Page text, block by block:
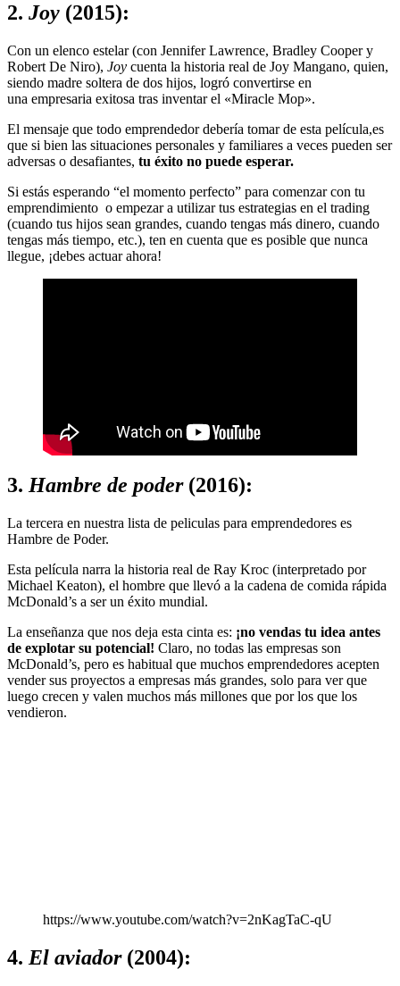
2. Joy (2015):
Con un elenco estelar (con Jennifer Lawrence, Bradley Cooper y
Robert De Niro), Joy cuenta la historia real de Joy Mangano, quien,
siendo madre soltera de dos hijos, logró convertirse en
una empresaria exitosa tras inventar el «Miracle Mop».
El mensaje que todo emprendedor debería tomar de esta película,es
que si bien las situaciones personales y familiares a veces pueden ser
adversas o desafiantes, tu éxito no puede esperar.
Si estás esperando “el momento perfecto” para comenzar con tu
emprendimiento o empezar a utilizar tus estrategias en el trading
(cuando tus hijos sean grandes, cuando tengas más dinero, cuando
tengas más tiempo, etc.), ten en cuenta que es posible que nunca
llegue, ¡debes actuar ahora!
3. Hambre de poder (2016):
La tercera en nuestra lista de peliculas para emprendedores es
Hambre de Poder.
Esta película narra la historia real de Ray Kroc (interpretado por
Michael Keaton), el hombre que llevó a la cadena de comida rápida
McDonald’s a ser un éxito mundial.
La enseñanza que nos deja esta cinta es: ¡no vendas tu idea antes
de explotar su potencial! Claro, no todas las empresas son
McDonald’s, pero es habitual que muchos emprendedores acepten
vender sus proyectos a empresas más grandes, solo para ver que
luego crecen y valen muchos más millones que por los que los
vendieron.
https://www.youtube.com/watch?v=2nKagTaC-qU
4. El aviador (2004):